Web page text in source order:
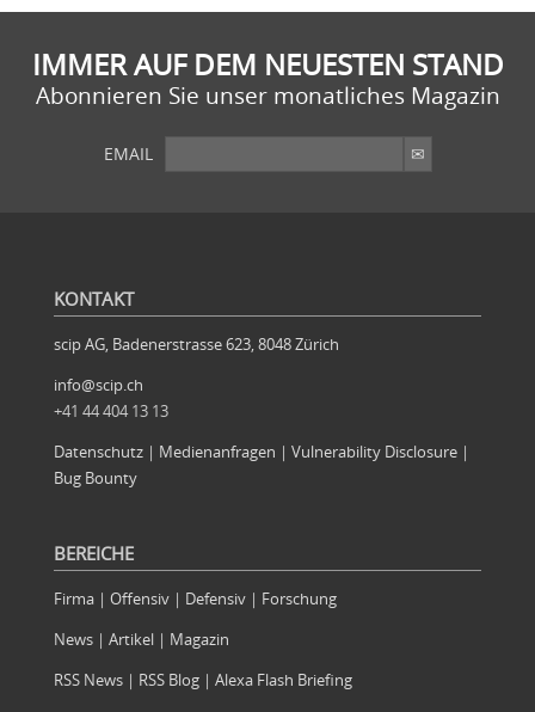
IMMER AUF DEM NEUESTEN STAND
Abonnieren Sie unser monatliches Magazin
EMAIL
KONTAKT
scip AG, Badenerstrasse 623, 8048 Zürich
info@scip.ch
+41 44 404 13 13
Datenschutz| Medienanfragen | Vulnerability Disclosure|
Bug Bounty
BEREICHE
Firma| Offensiv| Defensiv| Forschung
News| Artikel| Magazin
RSS News| RSS Blog| Alexa Flash Briefing